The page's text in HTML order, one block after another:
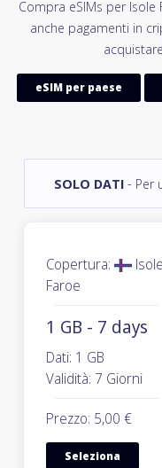
Compra eSIMs per
anche pagamenti in
eSIM per paese
SOLO DATI - Per
Copertura:
Isole
Faroe
1 GB - 7 days
Dati: 1 GB
Validità: 7 Giorni
Prezzo: 5,00 €
Seleziona